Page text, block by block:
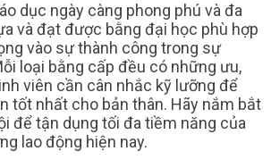
dục ngày càng phong phú và đa
và đạt được bằng đại học phù hợp
vào sự thành công trong sự
loại bằng cấp đều có những ưu,
viên cần cân nhắc kỹ lưỡng để
tốt nhất cho bản thân. Hãy nắm bắt
để tận dụng tối đa tiềm năng của
lao động hiện nay.